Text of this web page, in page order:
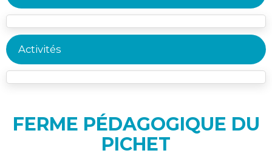
Activités
FERME PÉDAGOGIQUE DU
PICHET